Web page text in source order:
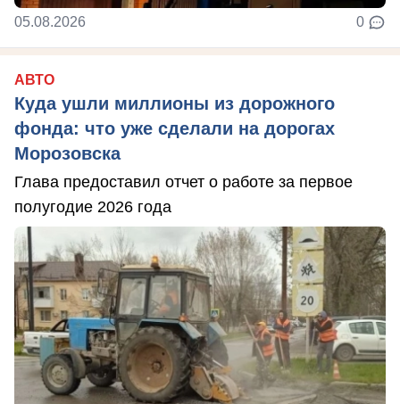
05.08.2026 0
АВТО
Куда ушли миллионы из дорожного
фонда: что уже сделали на дорогах
Морозовска
Глава предоставил отчет о работе за первое
полугодие 2026 года